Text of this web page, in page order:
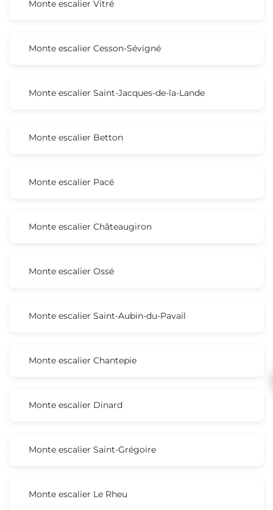
Monte escalier Vitré
Monte escalier Cesson-Sévigné
Monte escalier Saint-Jacques-de-la-Lande
Monte escalier Betton
Monte escalier Pacé
Monte escalier Châteaugiron
Monte escalier Ossé
Monte escalier Saint-Aubin-du-Pavail
Monte escalier Chantepie
Monte escalier Dinard
Monte escalier Saint-Grégoire
Monte escalier Le Rheu